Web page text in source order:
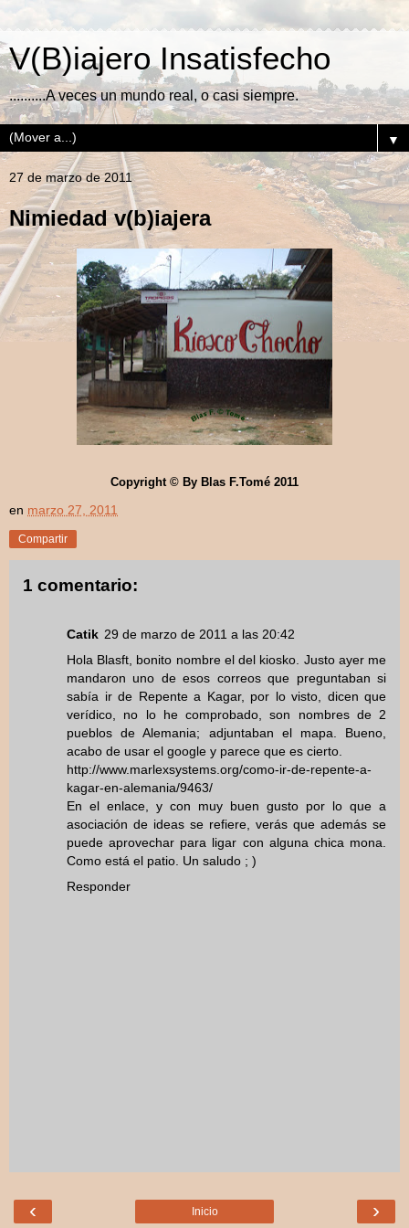
V(B)iajero Insatisfecho
..........A veces un mundo real, o casi siempre.
▼
27 de marzo de 2011
Nimiedad v(b)iajera
Copyright © By Blas F.Tomé 2011
en marzo 27, 2011
Compartir
1 comentario:
Catik 29 de marzo de 2011 a las 20:42
Hola Blasft, bonito nombre el del kiosko. Justo ayer me
mandaron uno de esos correos que preguntaban si
sabía ir de Repente a Kagar, por lo visto, dicen que
verídico, no lo he comprobado, son nombres de 2
pueblos de Alemania; adjuntaban el mapa. Bueno,
acabo de usar el google y parece que es cierto.
http://www.marlexsystems.org/como-ir-de-repente-a-
kagar-en-alemania/9463/
En el enlace, y con muy buen gusto por lo que a
asociación de ideas se refiere, verás que además se
puede aprovechar para ligar con alguna chica mona.
Como está el patio. Un saludo ; )
Responder
‹ ›
Inicio